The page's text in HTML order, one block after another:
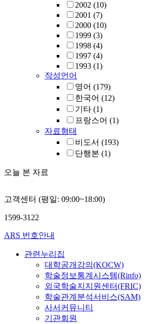
2002 (10)
2001 (7)
2000 (10)
1999 (3)
1998 (4)
1997 (4)
1993 (1)
작성언어
영어 (179)
한국어 (12)
기타 (1)
프랑스어 (1)
자료형태
비도서 (193)
단행본 (1)
오늘 본 자료
고객센터 (평일: 09:00~18:00)
1599-3122
ARS 번호안내
관련누리집
대학공개강의(KOCW)
학술정보통계시스템(Rinfo)
외국학술지지원센터(FRIC)
학술관계분석서비스(SAM)
사서커뮤니티
기관회원